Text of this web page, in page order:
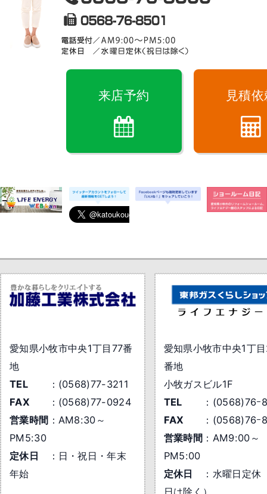
来店予約 見積
愛知県小牧市中央1丁目77番
地
TEL
(0568)77-3211
FAX
(0568)77-0924
営業時間
AM8:30～
PM5:30
定休日
日・祝日・年末
年始
愛知県小牧市中央1丁
番地
小牧ガスビル1F
TEL
(0568)76ｰ
FAX
(0568)76ｰ
営業時間
AM9:00～
PM5:00
定休日
水曜日定休
日は除く）